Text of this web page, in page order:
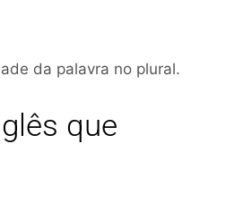
da palavra no plural.
que